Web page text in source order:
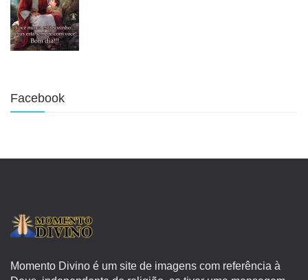
Facebook
Momento Divino é um site de imagens com referência à